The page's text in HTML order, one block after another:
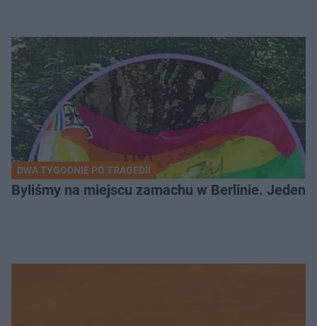
DWA TYGODNIE PO TRAGEDII
Byliśmy na miejscu zamachu w Berlinie. Jeden